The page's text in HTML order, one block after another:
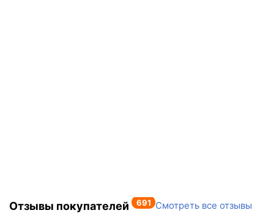
Отзывы покупателей 691 Смотреть все отзывы